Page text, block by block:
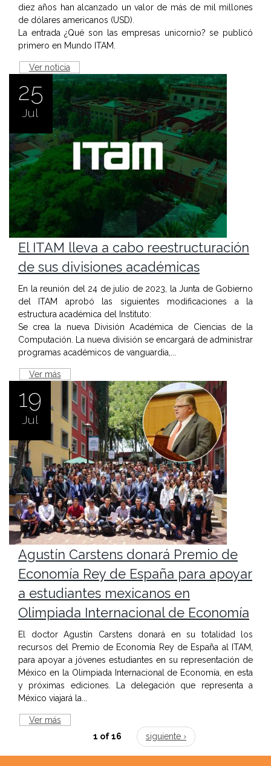
diez años han alcanzado un valor de más de mil millones
de dólares americanos (USD).
La entrada ¿Qué son las empresas unicornio? se publicó
primero en Mundo ITAM.
Ver noticia
25
Jul
El ITAM lleva a cabo reestructuración
de sus divisiones académicas
En la reunión del 24 de julio de 2023, la Junta de Gobierno
del ITAM aprobó las siguientes modificaciones a la
estructura académica del Instituto:
Se crea la nueva División Académica de Ciencias de la
Computación. La nueva división se encargará de administrar
programas académicos de vanguardia,...
Ver más
19
Jul
Agustín Carstens donará Premio de
Economía Rey de España para apoyar
a estudiantes mexicanos en
Olimpiada Internacional de Economía
El doctor Agustín Carstens donará en su totalidad los
recursos del Premio de Economía Rey de España al ITAM,
para apoyar a jóvenes estudiantes en su representación de
México en la Olimpiada Internacional de Economía, en esta
y próximas ediciones. La delegación que representa a
México viajará la...
Ver más
1 of 16
siguiente ›